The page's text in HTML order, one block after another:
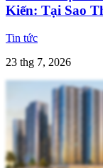
Kiến: Tại Sao
Tin tức
23 thg 7, 2026